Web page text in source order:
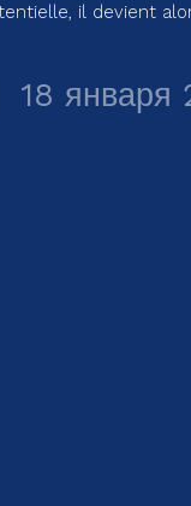
il devient
18 января